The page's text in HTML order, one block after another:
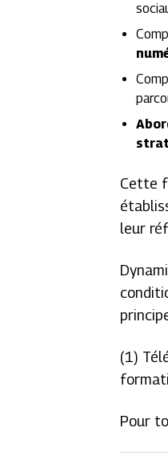
Cette
leur
(1)
Pour